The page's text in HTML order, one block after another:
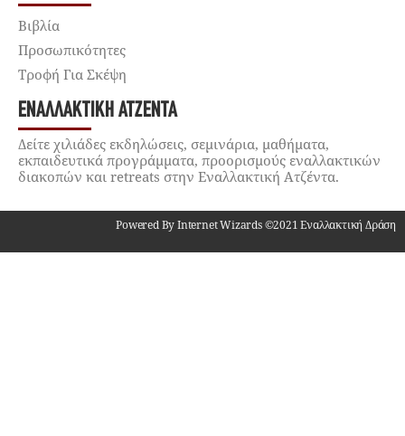
Βιβλία
Προσωπικότητες
Τροφή Για Σκέψη
ΕΝΑΛΛΑΚΤΙΚΉ ΑΤΖΈΝΤΑ
Δείτε χιλιάδες εκδηλώσεις, σεμινάρια, μαθήματα,
εκπαιδευτικά προγράμματα, προορισμούς εναλλακτικών
διακοπών και retreats στην Εναλλακτική Ατζέντα.
Powered By Internet Wizards ©2021 Εναλλακτική Δράση